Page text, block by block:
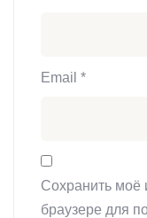
Email *
Сохранить моё
браузере для